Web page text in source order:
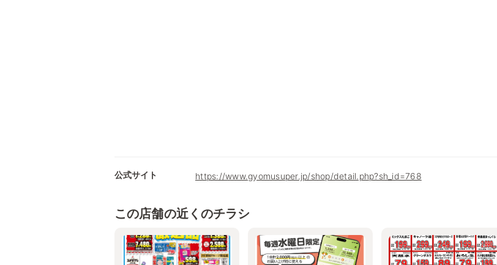
公式サイト https://www.gyomusuper.jp/shop/detail.php?sh_id=768
この店舗の近くのチラシ